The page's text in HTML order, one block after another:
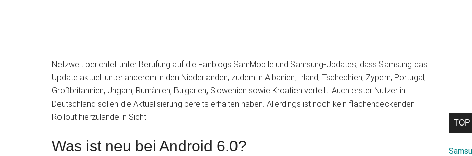
Netzwelt berichtet unter Berufung auf die Fanblogs SamMobile und Samsung-Updates, dass Samsung das
Update aktuell unter anderem in den Niederlanden, zudem in Albanien, Irland, Tschechien, Zypern, Portugal,
Großbritannien, Ungarn, Rumänien, Bulgarien, Slowenien sowie Kroatien verteilt. Auch erster Nutzer in
Deutschland sollen die Aktualisierung bereits erhalten haben. Allerdings ist noch kein flächendeckender
Rollout hierzulande in Sicht.
Was ist neu bei Android 6.0?
TOP